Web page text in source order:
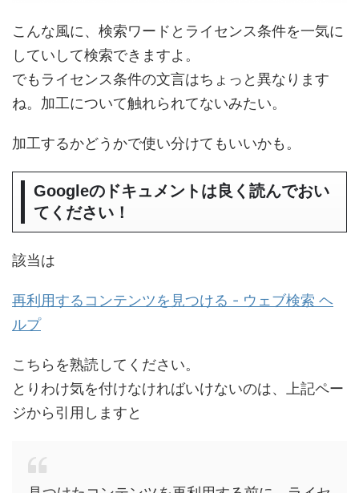
こんな風に、検索ワードとライセンス条件を一気に
していして検索できますよ。
でもライセンス条件の文言はちょっと異なります
ね。加工について触れられてないみたい。
加工するかどうかで使い分けてもいいかも。
Googleのドキュメントは良く読んでおい
てください！
該当は
再利用するコンテンツを見つける - ウェブ検索 ヘ
ルプ
こちらを熟読してください。
とりわけ気を付けなければいけないのは、上記ペー
ジから引用しますと